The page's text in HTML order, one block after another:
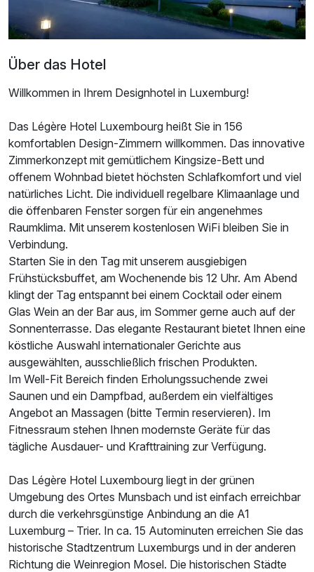
Zusatznächte
Für 3 Tage p.P. ab
Doppelzimmer Premium
2 Erwachsene und 1 Kind
Über das Hotel
Willkommen in Ihrem Designhotel in Luxemburg!
Das Légère Hotel Luxembourg heißt Sie in 156
komfortablen Design-Zimmern willkommen. Das innovative
Zimmerkonzept mit gemütlichem Kingsize-Bett und
offenem Wohnbad bietet höchsten Schlafkomfort und viel
natürliches Licht. Die individuell regelbare Klimaanlage und
die öffenbaren Fenster sorgen für ein angenehmes
Raumklima. Mit unserem kostenlosen WiFi bleiben Sie in
Verbindung.
Starten Sie in den Tag mit unserem ausgiebigen
Frühstücksbuffet, am Wochenende bis 12 Uhr. Am Abend
klingt der Tag entspannt bei einem Cocktail oder einem
Glas Wein an der Bar aus, im Sommer gerne auch auf der
Sonnenterrasse. Das elegante Restaurant bietet Ihnen eine
köstliche Auswahl internationaler Gerichte aus
ausgewählten, ausschließlich frischen Produkten.
Im Well-Fit Bereich finden Erholungssuchende zwei
Saunen und ein Dampfbad, außerdem ein vielfältiges
Angebot an Massagen (bitte Termin reservieren). Im
Fitnessraum stehen Ihnen modernste Geräte für das
tägliche Ausdauer- und Krafttraining zur Verfügung.
Das Légère Hotel Luxembourg liegt in der grünen
Umgebung des Ortes Munsbach und ist einfach erreichbar
durch die verkehrsgünstige Anbindung an die A1
Luxemburg – Trier. In ca. 15 Autominuten erreichen Sie das
historische Stadtzentrum Luxemburgs und in der anderen
Richtung die Weinregion Mosel. Die historischen Städte